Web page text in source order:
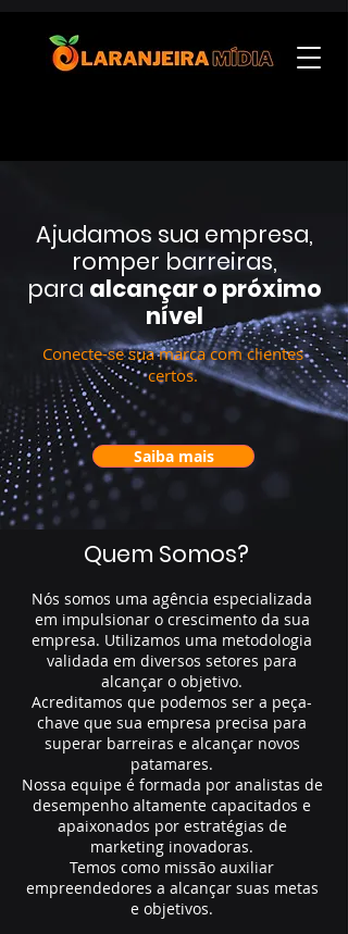
Ajudamos sua empresa,
romper barreiras,
para alcançar o próximo
nível
Conecte-se sua marca com clientes
certos.
Saiba mais
Quem Somos?
Nós somos uma agência especializada
em impulsionar o crescimento da sua
empresa. Utilizamos uma metodologia
validada em diversos setores para
alcançar o objetivo.
Acreditamos que podemos ser a peça-
chave que sua empresa precisa para
superar barreiras e alcançar novos
patamares.
Nossa equipe é formada por analistas de
desempenho altamente capacitados e
apaixonados por estratégias de
marketing inovadoras.
Temos como missão auxiliar
empreendedores a alcançar suas metas
e objetivos.